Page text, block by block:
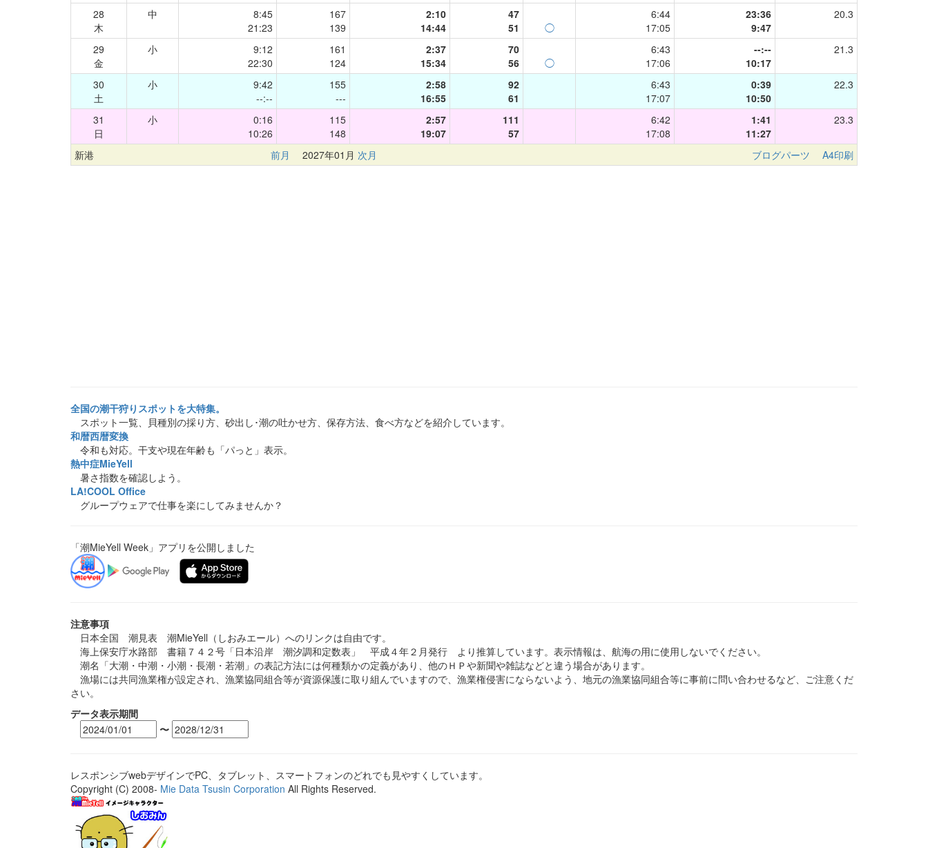
28
木
中
8:45
21:23
167
139
2:10
14:44
47
51
◯
6:44
17:05
23:36
9:47
20.3
29
金
小
9:12
22:30
161
124
2:37
15:34
70
56
◯
6:43
17:06
--:--
10:17
21.3
30
土
小
9:42
--:--
155
---
2:58
16:55
92
61
6:43
17:07
0:39
10:50
22.3
31
日
小
0:16
10:26
115
148
2:57
19:07
111
57
6:42
17:08
1:41
11:27
23.3
新港 前月 2027年01月 次月 ブログパーツ A4印刷
全国の潮干狩りスポットを大特集。
スポット一覧、貝種別の採り方、砂出し･潮の吐かせ方、保存方法、食べ方などを紹介しています。
和暦西暦変換
令和も対応。干支や現在年齢も「パっと」表示。
熱中症MieYell
暑さ指数を確認しよう。
LA!COOL Office
グループウェアで仕事を楽にしてみませんか？
「潮MieYell Week」アプリを公開しました
注意事項
日本全国 潮見表 潮MieYell（しおみエール）へのリンクは自由です。
海上保安庁水路部 書籍７４２号「日本沿岸 潮汐調和定数表」 平成４年２月発行 より推算しています。表示情報は、航海の用に使用しないでください。
潮名「大潮・中潮・小潮・長潮・若潮」の表記方法には何種類かの定義があり、他のＨＰや新聞や雑誌などと違う場合があります。
漁場には共同漁業権が設定され、漁業協同組合等が資源保護に取り組んでいますので、漁業権侵害にならないよう、地元の漁業協同組合等に事前に問い合わせるなど、ご注意くだ
さい。
データ表示期間
〜
レスポンシブwebデザインでPC、タブレット、スマートフォンのどれでも見やすくしています。
Copyright (C) 2008- Mie Data Tsusin Corporation All Rights Reserved.